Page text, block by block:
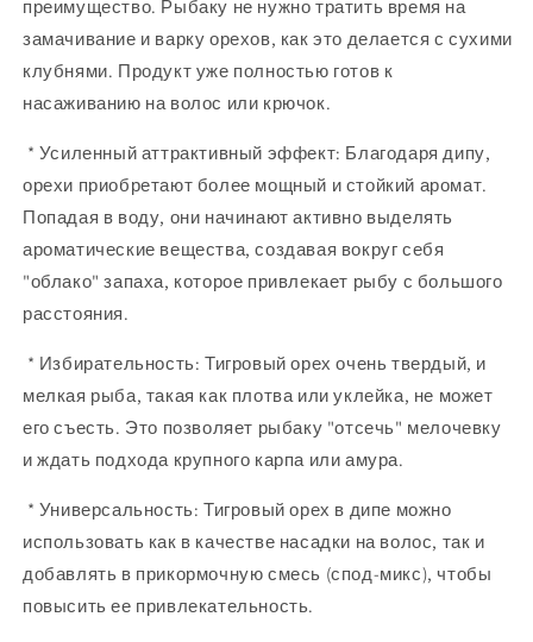
преимущество. Рыбаку не нужно тратить время на
замачивание и варку орехов, как это делается с сухими
клубнями. Продукт уже полностью готов к
насаживанию на волос или крючок.
* Усиленный аттрактивный эффект: Благодаря дипу,
орехи приобретают более мощный и стойкий аромат.
Попадая в воду, они начинают активно выделять
ароматические вещества, создавая вокруг себя
"облако" запаха, которое привлекает рыбу с большого
расстояния.
* Избирательность: Тигровый орех очень твердый, и
мелкая рыба, такая как плотва или уклейка, не может
его съесть. Это позволяет рыбаку "отсечь" мелочевку
и ждать подхода крупного карпа или амура.
* Универсальность: Тигровый орех в дипе можно
использовать как в качестве насадки на волос, так и
добавлять в прикормочную смесь (спод-микс), чтобы
повысить ее привлекательность.